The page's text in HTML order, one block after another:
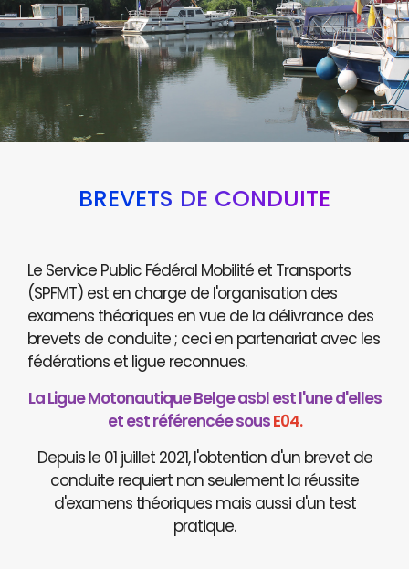
BREVETS DE CONDUITE
Le Service Public Fédéral Mobilité et Transports
(SPFMT) est en charge de l'organisation des
examens théoriques en vue de la délivrance des
brevets de conduite ; ceci en partenariat avec les
fédérations et ligue reconnues.
La Ligue Motonautique Belge asbl est l'une d'elles
et est référencée sousE04.
Depuis le 01 juillet 2021, l'obtention d'un brevet de
conduite requiert non seulement la réussite
d'examens théoriques mais aussi d'un test
pratique.